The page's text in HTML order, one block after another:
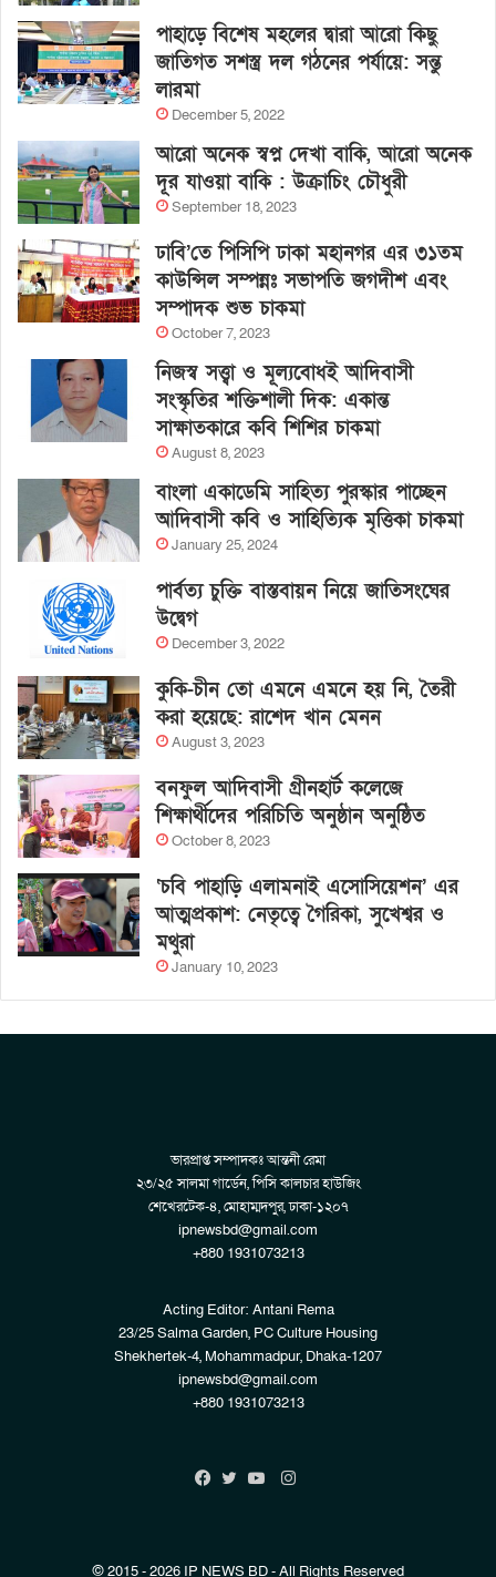
পাহাড়ে বিশেষ মহলের দ্বারা আরো কিছু
জাতিগত সশস্ত্র দল গঠনের পর্যায়ে: সন্তু
লারমা
December 5, 2022
আরো অনেক স্বপ্ন দেখা বাকি, আরো অনেক
দূর যাওয়া বাকি : উক্রাচিং চৌধুরী
September 18, 2023
ঢাবি’তে পিসিপি ঢাকা মহানগর এর ৩১তম
কাউন্সিল সম্পন্নঃ সভাপতি জগদীশ এবং
সম্পাদক শুভ চাকমা
October 7, 2023
নিজস্ব সত্ত্বা ও মূল্যবোধই আদিবাসী
সংস্কৃতির শক্তিশালী দিক: একান্ত
সাক্ষাতকারে কবি শিশির চাকমা
August 8, 2023
বাংলা একাডেমি সাহিত্য পুরস্কার পাচ্ছেন
আদিবাসী কবি ও সাহিত্যিক মৃত্তিকা চাকমা
January 25, 2024
পার্বত্য চুক্তি বাস্তবায়ন নিয়ে জাতিসংঘের
উদ্বেগ
December 3, 2022
কুকি-চীন তো এমনে এমনে হয় নি, তৈরী
করা হয়েছে: রাশেদ খান মেনন
August 3, 2023
বনফুল আদিবাসী গ্রীনহার্ট কলেজে
শিক্ষার্থীদের পরিচিতি অনুষ্ঠান অনুষ্ঠিত
October 8, 2023
‘চবি পাহাড়ি এলামনাই এসোসিয়েশন’ এর
আত্মপ্রকাশ: নেতৃত্বে গৈরিকা, সুখেশ্বর ও
মথুরা
January 10, 2023
ভারপ্রাপ্ত সম্পাদকঃ আন্তনী রেমা
২৩/২৫ সালমা গার্ডেন, পিসি কালচার হাউজিং
শেখেরটেক-৪, মোহাম্মদপুর, ঢাকা-১২০৭
ipnewsbd@gmail.com
+880 1931073213
Acting Editor: Antani Rema
23/25 Salma Garden, PC Culture Housing
Shekhertek-4, Mohammadpur, Dhaka-1207
ipnewsbd@gmail.com
+880 1931073213
Instagram
© 2015 - 2026 IP NEWS BD - All Rights Reserved